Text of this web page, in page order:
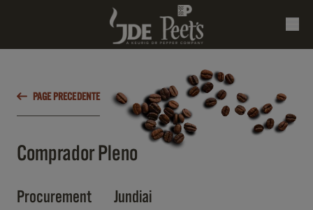
PAGE PRECEDENTE
Comprador Pleno
Procurement
Jundiai